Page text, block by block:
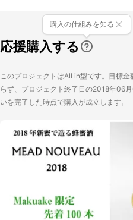
応援購入する
購入の仕組みを知る
このプロジェクトはAll in型です。目標金
らず、プロジェクト終了日の2018年06
いを完了した時点で購入が成立します。